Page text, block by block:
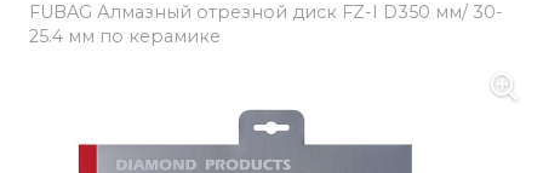
FUBAG Алмазный отрезной диск FZ-I D350 мм/ 30-
25.4 мм по керамике